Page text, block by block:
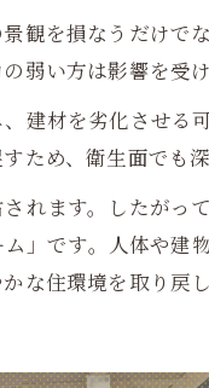
観を損なうだけで
弱い方は影響を受
建材を劣化させる
め、衛生面でも
れます。したがっ
」です。人体や建
な住環境を取り戻